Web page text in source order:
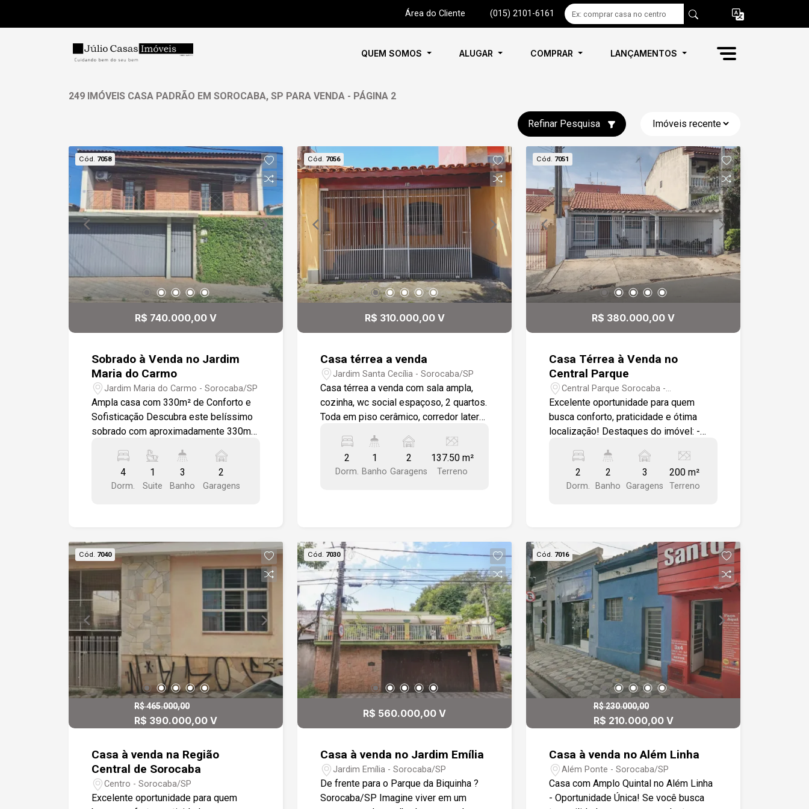
Área do Cliente (015) 2101-6161
QUEM SOMOS ALUGAR COMPRAR LANÇAMENTOS
249 IMÓVEIS CASA PADRÃO EM SOROCABA, SP PARA VENDA - PÁGINA 2
Refinar Pesquisa
Cód. 7058
R$ 740.000,00 V
Sobrado à Venda no Jardim
Maria do Carmo
Jardim Maria do Carmo - Sorocaba/SP
Ampla casa com 330m² de Conforto e
Sofisticação Descubra este belíssimo
sobrado com aproximadamente 330m²
dos bairros mais tranquilos e
valorizados da cidade. Ideal para quem
busca espaço, conforto e qualidade de
banheira, ar-condicionado e porta
balcão com acesso à varanda. - Sala
ampla e iluminada em três ambientes,
com janelas em vidro temperado que
proporcionam excelente ventilação e
luminosidade natural. - Copa e cozinha
com revestimento cerâmico completo e
balcão em granito São Gabriel,
oferecendo funcionalidade e elegância.
- Área gourmet com churrasqueira,
perfeita para momentos de lazer com
família e amigos. - Lavanderia
espaçosa e quarto de serviço para
Garagem coberta para 2 veículos,
garantindo segurança e comodidade.
Localização privilegiada no Jardim
Maria do Carmo, com fácil acesso a
4
Dorm.
1
Suite
3
Banho
2
Garagens
Cód. 7056
R$ 310.000,00 V
Casa térrea a venda
Jardim Santa Cecília - Sorocaba/SP
Casa térrea a venda com sala ampla,
cozinha, wc social espaçoso, 2 quartos.
Toda em piso cerâmico, corredor lateral
com pia. Frente com garagem coberta
para 2 veículos. Próximo a Avenida
Itavuvu, bairro com estrutura completa
2
Dorm.
1
Banho
2
Garagens
137.50 m²
Terreno
Cód. 7051
R$ 380.000,00 V
Casa Térrea à Venda no
Central Parque
Central Parque Sorocaba -
Sorocaba/SP
Excelente oportunidade para quem
busca conforto, praticidade e ótima
localização! Destaques do imóvel: -
piso cerâmico, janelas de alumínio e
ventilador de teto. - Copa e cozinha
com piso cerâmico novo, pia em inox,
Banheiro social recém reformado, com
acabamento em pastilhas, box de vidro
temperado e nicho para produtos. -
Espaçoso quintal revestido em ardósia,
com área de serviço, tanque duplo,
churrasqueira, banheiro externo e quarto
de serviço. - Garagem para três
veículos, sendo uma vaga coberta. -
Infraestrutura completa, com duas
caixas d?água de 500 litros.
Localização privilegiada em corredor
de grande circulação, próximo a ponto
de ônibus circular, farmácias,
comércios que tornam o dia a dia mais
prático e conveniente. Não perca essa
chance de morar em uma casa
funcional, bem distribuída e em um dos
2
Dorm.
2
Banho
3
Garagens
200 m²
Terreno
Cód. 7040
R$ 465.000,00
R$ 390.000,00 V
Casa à venda na Região
Central de Sorocaba
Centro - Sorocaba/SP
Excelente oportunidade para quem
Cód. 7030
R$ 560.000,00 V
Casa à venda no Jardim Emília
Jardim Emília - Sorocaba/SP
De frente para o Parque da Biquinha ?
Sorocaba/SP Imagine viver em um
Cód. 7016
R$ 230.000,00
R$ 210.000,00 V
Casa à venda no Além Linha
Além Ponte - Sorocaba/SP
Casa com Amplo Quintal no Além Linha
- Oportunidade Única! Se você busca